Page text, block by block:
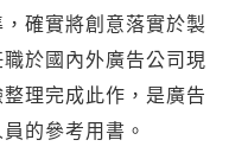
確實將創意落實於製
於國內外廣告公司現
理完成此作，是廣告
的參考用書。